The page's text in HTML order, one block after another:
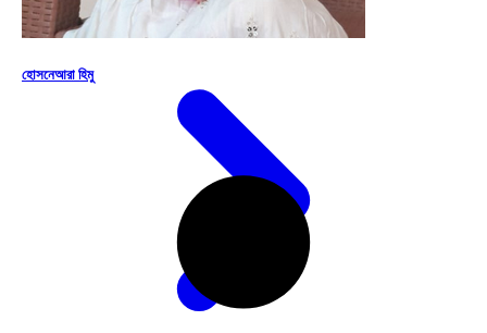
হোসনেআরা হিমু